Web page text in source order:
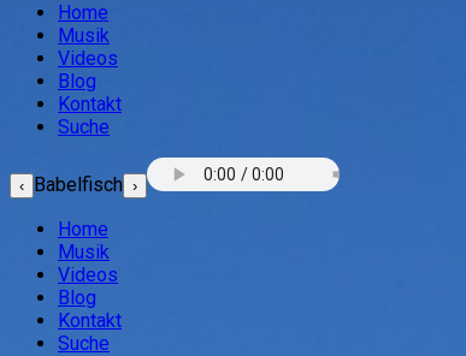
Home
Musik
Videos
Blog
Kontakt
Suche
‹ Babelfisch ›
Home
Musik
Videos
Blog
Kontakt
Suche